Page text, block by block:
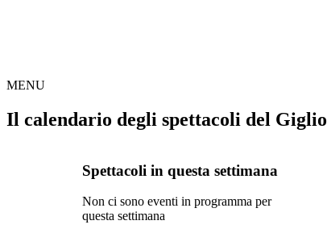
MENU
Il calendario degli spettacoli del Giglio
Spettacoli in questa settimana
Non ci sono eventi in programma per
questa settimana